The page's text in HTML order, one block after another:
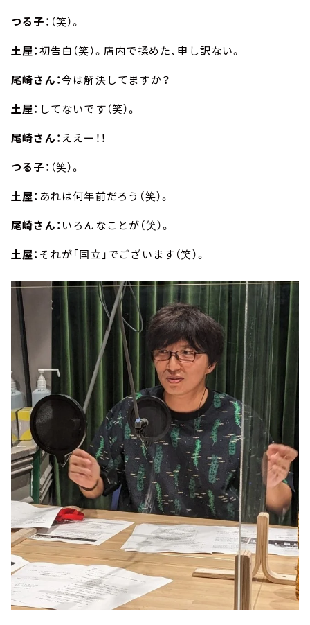
つる子： （笑）。
土屋：初告白（笑）。店内で揉めた、申し訳ない。
尾崎さん：今は解決してますか？
土屋： してないです（笑）。
尾崎さん： ええー！！
つる子： （笑）。
土屋： あれは何年前だろう（笑）。
尾崎さん： いろんなことが（笑）。
土屋： それが「国立」でございます（笑）。